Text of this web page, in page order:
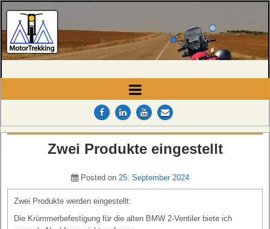
MotorTrekking
Zwei Produkte eingestellt
Posted on 25. September 2024
Zwei Produkte werden eingestellt:
Die Krümmerbefestigung für die alten BMW 2-Ventiler biete ich